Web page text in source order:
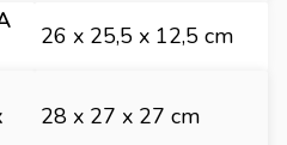
26 x 25,5 x 12,5 cm
28 x 27 x 27 cm